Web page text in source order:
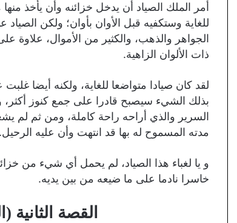
أمر الملك الصياد أن يدخل خزائنه وأن يأخذ
للغاية وستكفيه قبل الأوان بأوان؛ ولكن
الجواهر والذهب، والكثير من الأموال، علاوة
ذات الألوان الزاهية.
لقد كان صيادا متواضعا للغاية، ولكنه أيضا
بذلك الشيء سيصبح قادرا على جمع كنوز
السرير والذي أراحه راحة كاملة، ومن ثم لم
مدته المسموح له بها قد انتهت وأن عليه الرحيل.
و يا لغباء هذا الصياد، لم يحمل أي شيء من
خاسرا نادما على ما ضيعه من بين يديه.
القصة